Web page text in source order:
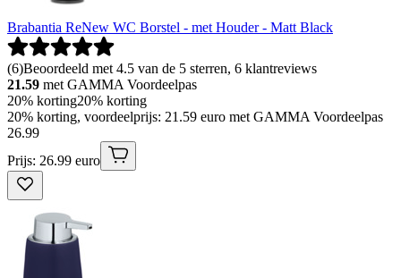
Brabantia ReNew WC Borstel - met Houder - Matt Black
(6)Beoordeeld met 4.5 van de 5 sterren, 6 klantreviews
21.59 met GAMMA Voordeelpas
20% korting20% korting
20% korting, voordeelprijs: 21.59 euro met GAMMA Voordeelpas
26.99
Prijs: 26.99 euro